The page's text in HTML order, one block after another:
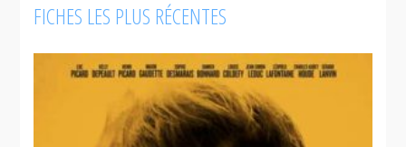
FICHES LES PLUS RÉCENTES